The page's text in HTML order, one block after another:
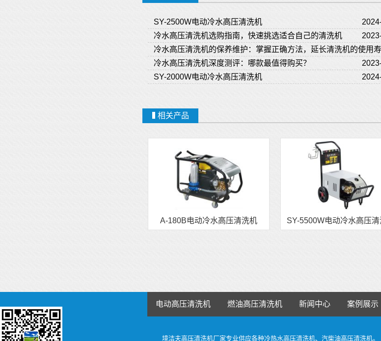
SY-2500W电动冷水高压清洗机
冷水高压清洗机选购指南，快速挑选适合自己的清洗机
冷水高压清洗机的保养维护：掌握正确方法，延长清洗机的使用
冷水高压清洗机深度测评：哪款最值得购买？
SY-2000W电动冷水高压清洗机
相关产品
A-180B电动冷水高压清洗机 SY-5500W电动冷水高压
电动高压清洗机 燃油高压清洗机 新闻中心 案例展示
境洁夫高压清洗机厂家专业供应各种冷热水高压清洗机、 汽柴油高压清洗机。